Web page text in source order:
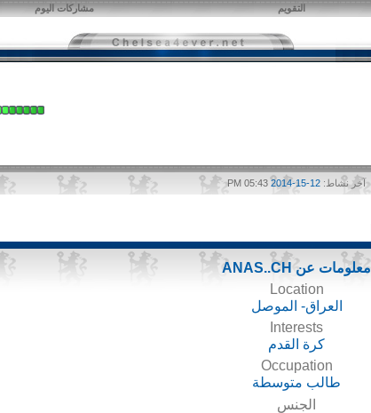
التقويم مشاركات اليوم
آخر نشاط: 05:43 PM
معلومات عن ANAS..CH
Location
العراق- الموصل
Interests
كرة القدم
Occupation
طالب متوسطة
الجنس